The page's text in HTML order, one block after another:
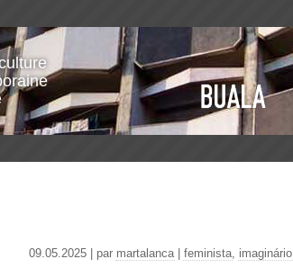
09.05.2025 | par martalanca| feminista, imaginário